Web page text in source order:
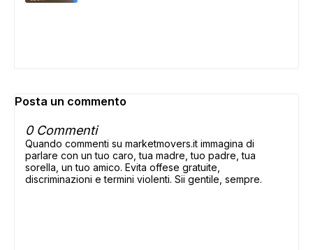
Posta un commento
0 Commenti
Quando commenti su marketmovers.it immagina di
parlare con un tuo caro, tua madre, tuo padre, tua
sorella, un tuo amico. Evita offese gratuite,
discriminazioni e termini violenti. Sii gentile, sempre.